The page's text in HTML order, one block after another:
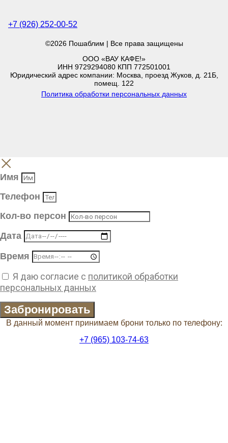
+7 (926) 252-00-52
©2026 Пошаблим | Все права защищены
ООО «ВАУ КАФЕ!»
ИНН 9729294080 КПП 772501001
Юридический адрес компании: Москва, проезд Жуков, д. 21Б,
помещ. 122
Политика обработки персональных данных
Имя
Телефон
Кол-во персон
Дата
Время
Я даю согласие с политикой обработки
персональных данных
Забронировать
В данный момент принимаем брони только по телефону:
+7 (965) 103-74-63